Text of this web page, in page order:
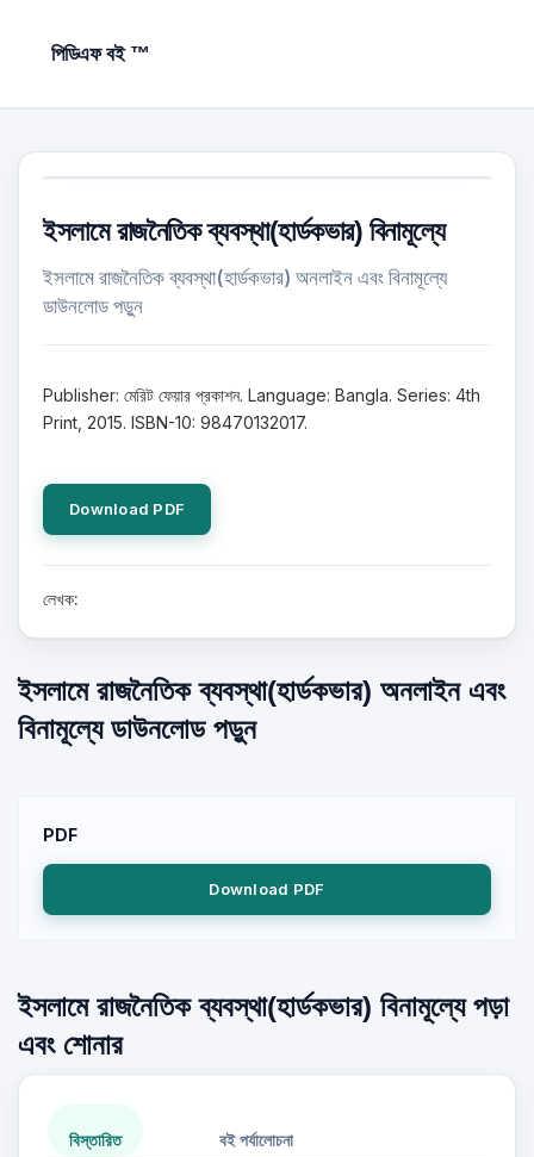
পিডিএফ বই ™
ইসলামে রাজনৈতিক ব্যবস্থা(হার্ডকভার) বিনামূল্যে
ইসলামে রাজনৈতিক ব্যবস্থা(হার্ডকভার) অনলাইন এবং বিনামূল্যে
ডাউনলোড পড়ুন
Publisher: মেরিট ফেয়ার প্রকাশন. Language: Bangla. Series: 4th
Print, 2015. ISBN-10: 98470132017.
Download PDF
লেখক:
ইসলামে রাজনৈতিক ব্যবস্থা(হার্ডকভার) অনলাইন এবং
বিনামূল্যে ডাউনলোড পড়ুন
PDF
Download PDF
ইসলামে রাজনৈতিক ব্যবস্থা(হার্ডকভার) বিনামূল্যে পড়া
এবং শোনার
বিস্তারিত বই পর্যালোচনা